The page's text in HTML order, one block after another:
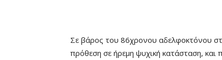
Σε βάρος του 86χρονου αδελφοκτόνου
πρόθεση σε ήρεμη ψυχική κατάσταση,